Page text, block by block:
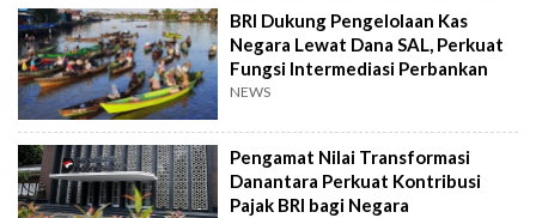
BRI Dukung Pengelolaan Kas
Negara Lewat Dana SAL, Perkuat
Fungsi Intermediasi Perbankan
NEWS
Pengamat Nilai Transformasi
Danantara Perkuat Kontribusi
Pajak BRI bagi Negara